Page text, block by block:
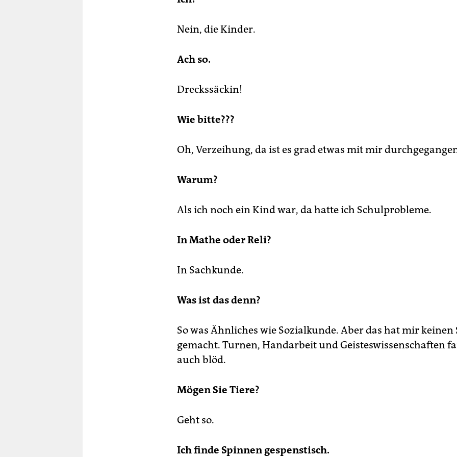
Nein, die Kinder.
Ach so.
Dreckssäckin!
Wie bitte???
Oh, Verzeihung, da ist es grad etwas mit mir
Warum?
Als ich noch ein Kind war, da hatte ich Schulprobleme.
In Mathe oder Reli?
In Sachkunde.
Was ist das denn?
So was Ähnliches wie Sozialkunde. Aber das hat mir keinen
gemacht. Turnen, Handarbeit und Geisteswissenschaften
auch blöd.
Mögen Sie Tiere?
Geht so.
Ich finde Spinnen gespenstisch.